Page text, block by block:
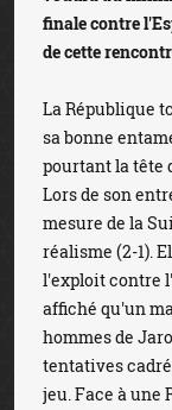
finale contre
de cette
La République
sa bonne
pourtant la tête
Lors de son
mesure de la
réalisme (2-1).
l'exploit contre
affiché qu'un
hommes de
tentatives
jeu. Face à une